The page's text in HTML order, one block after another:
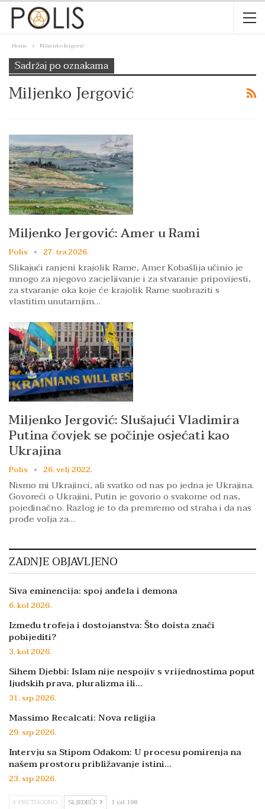
Home Miljenko Jergović
Sadržaj po oznakama
Miljenko Jergović
Miljenko Jergović: Amer u Rami
Polis 27. tra 2026.
Slikajući ranjeni krajolik Rame, Amer Kobašlija učinio je
mnogo za njegovo zacjeljivanje i za stvaranje pripovijesti,
za stvaranje oka koje će krajolik Rame suobraziti s
vlastitim unutarnjim…
Miljenko Jergović: Slušajući Vladimira
Putina čovjek se počinje osjećati kao
Ukrajina
Polis 26. velj 2022.
Nismo mi Ukrajinci, ali svatko od nas po jedna je Ukrajina.
Govoreći o Ukrajini, Putin je govorio o svakome od nas,
pojedinačno. Razlog je to da premremo od straha i da nas
prođe volja za…
ZADNJE OBJAVLJENO
Siva eminencija: spoj anđela i demona
6. kol 2026.
Između trofeja i dostojanstva: Što doista znači
pobijediti?
3. kol 2026.
Sihem Djebbi: Islam nije nespojiv s vrijednostima poput
ljudskih prava, pluralizma ili…
31. srp 2026.
Massimo Recalcati: Nova religija
29. srp 2026.
Intervju sa Stipom Odakom: U procesu pomirenja na
našem prostoru približavanje istini…
23. srp 2026.
PRETHODNO SLJEDEĆE 1 od 198